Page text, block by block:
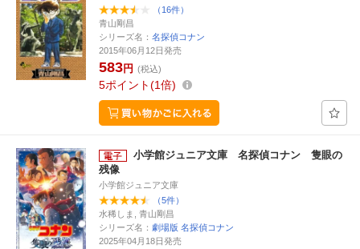
（16件）
青山剛昌
シリーズ名： 名探偵コナン
2015年06月12日発売
583円 (税込)
5ポイント 1倍
小学館ジュニア文庫 名探偵コナン 隻眼の
残像
小学館ジュニア文庫
（5件）
水稀しま, 青山剛昌
シリーズ名： 劇場版 名探偵コナン
2025年04月18日発売